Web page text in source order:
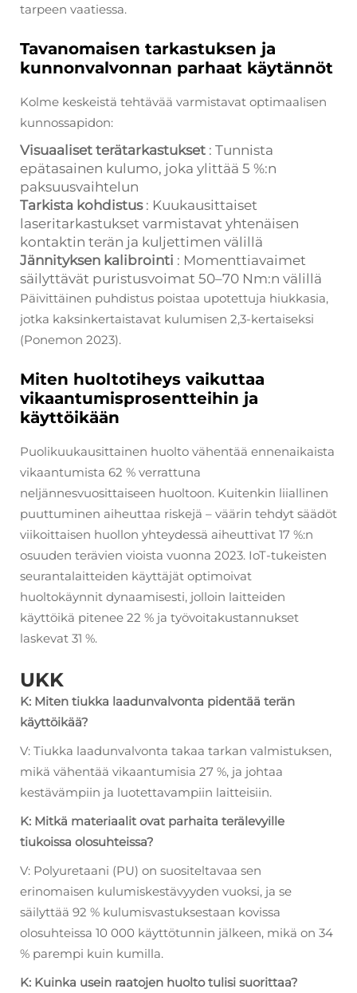
tarpeen vaatiessa.
Tavanomaisen tarkastuksen ja
kunnonvalvonnan parhaat käytännöt
Kolme keskeistä tehtävää varmistavat optimaalisen
kunnossapidon:
Visuaaliset terätarkastukset : Tunnista
epätasainen kulumo, joka ylittää 5 %:n
paksuusvaihtelun
Tarkista kohdistus : Kuukausittaiset
laseritarkastukset varmistavat yhtenäisen
kontaktin terän ja kuljettimen välillä
Jännityksen kalibrointi : Momenttiavaimet
säilyttävät puristusvoimat 50–70 Nm:n välillä
Päivittäinen puhdistus poistaa upotettuja hiukkasia,
jotka kaksinkertaistavat kulumisen 2,3-kertaiseksi
(Ponemon 2023).
Miten huoltotiheys vaikuttaa
vikaantumisprosentteihin ja
käyttöikään
Puolikuukausittainen huolto vähentää ennenaikaista
vikaantumista 62 % verrattuna
neljännesvuosittaiseen huoltoon. Kuitenkin liiallinen
puuttuminen aiheuttaa riskejä – väärin tehdyt säädöt
viikoittaisen huollon yhteydessä aiheuttivat 17 %:n
osuuden terävien vioista vuonna 2023. IoT-tukeisten
seurantalaitteiden käyttäjät optimoivat
huoltokäynnit dynaamisesti, jolloin laitteiden
käyttöikä pitenee 22 % ja työvoitakustannukset
laskevat 31 %.
UKK
K: Miten tiukka laadunvalvonta pidentää terän
käyttöikää?
V: Tiukka laadunvalvonta takaa tarkan valmistuksen,
mikä vähentää vikaantumisia 27 %, ja johtaa
kestävämpiin ja luotettavampiin laitteisiin.
K: Mitkä materiaalit ovat parhaita terälevyille
tiukoissa olosuhteissa?
V: Polyuretaani (PU) on suositeltavaa sen
erinomaisen kulumiskestävyyden vuoksi, ja se
säilyttää 92 % kulumisvastuksestaan kovissa
olosuhteissa 10 000 käyttötunnin jälkeen, mikä on 34
% parempi kuin kumilla.
K: Kuinka usein raatojen huolto tulisi suorittaa?